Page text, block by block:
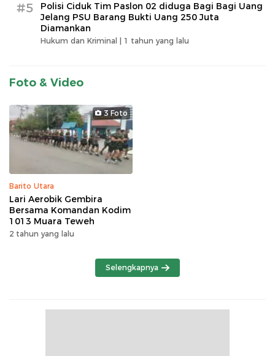
#5
Polisi Ciduk Tim Paslon 02 diduga Bagi Bagi Uang
Jelang PSU Barang Bukti Uang 250 Juta
Diamankan
Hukum dan Kriminal | 1 tahun yang lalu
Foto & Video
3 Foto
Barito Utara
Lari Aerobik Gembira
Bersama Komandan Kodim
1013 Muara Teweh
2 tahun yang lalu
Selengkapnya